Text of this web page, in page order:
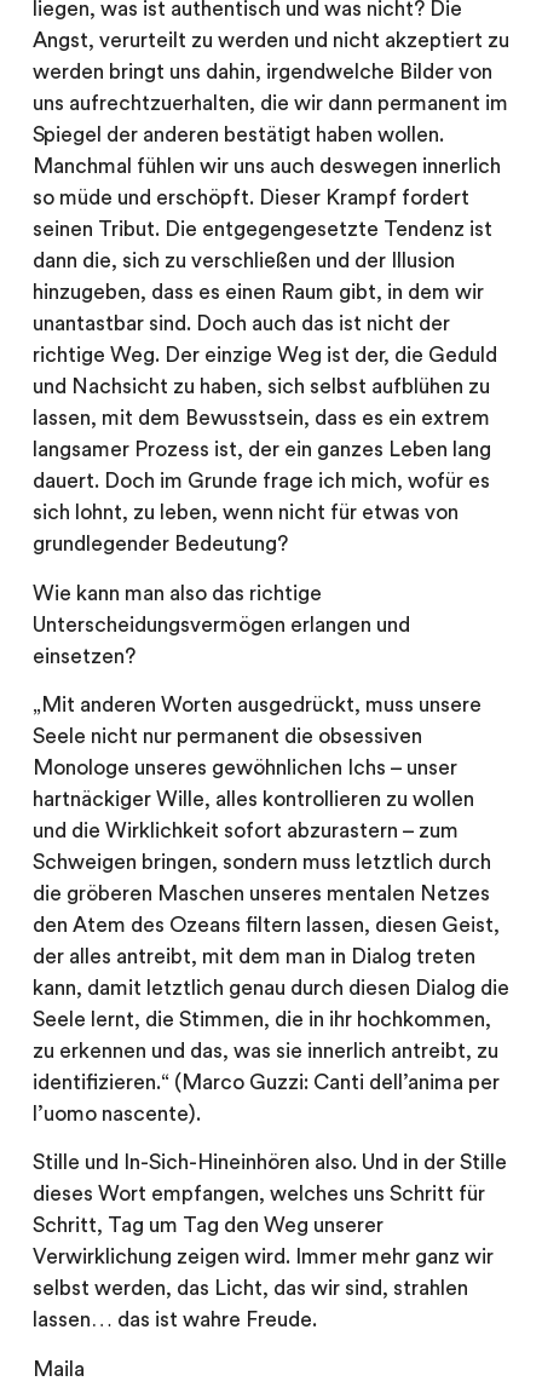
liegen, was ist authentisch und was nicht? Die
Angst, verurteilt zu werden und nicht akzeptiert zu
werden bringt uns dahin, irgendwelche Bilder von
uns aufrechtzuerhalten, die wir dann permanent im
Spiegel der anderen bestätigt haben wollen.
Manchmal fühlen wir uns auch deswegen innerlich
so müde und erschöpft. Dieser Krampf fordert
seinen Tribut. Die entgegengesetzte Tendenz ist
dann die, sich zu verschließen und der Illusion
hinzugeben, dass es einen Raum gibt, in dem wir
unantastbar sind. Doch auch das ist nicht der
richtige Weg. Der einzige Weg ist der, die Geduld
und Nachsicht zu haben, sich selbst aufblühen zu
lassen, mit dem Bewusstsein, dass es ein extrem
langsamer Prozess ist, der ein ganzes Leben lang
dauert. Doch im Grunde frage ich mich, wofür es
sich lohnt, zu leben, wenn nicht für etwas von
grundlegender Bedeutung?
Wie kann man also das richtige
Unterscheidungsvermögen erlangen und
einsetzen?
„Mit anderen Worten ausgedrückt, muss unsere
Seele nicht nur permanent die obsessiven
Monologe unseres gewöhnlichen Ichs – unser
hartnäckiger Wille, alles kontrollieren zu wollen
und die Wirklichkeit sofort abzurastern – zum
Schweigen bringen, sondern muss letztlich durch
die gröberen Maschen unseres mentalen Netzes
den Atem des Ozeans filtern lassen, diesen Geist,
der alles antreibt, mit dem man in Dialog treten
kann, damit letztlich genau durch diesen Dialog die
Seele lernt, die Stimmen, die in ihr hochkommen,
zu erkennen und das, was sie innerlich antreibt, zu
identifizieren.“ (Marco Guzzi: Canti dell’anima per
l’uomo nascente).
Stille und In-Sich-Hineinhören also. Und in der Stille
dieses Wort empfangen, welches uns Schritt für
Schritt, Tag um Tag den Weg unserer
Verwirklichung zeigen wird. Immer mehr ganz wir
selbst werden, das Licht, das wir sind, strahlen
lassen… das ist wahre Freude.
Maila